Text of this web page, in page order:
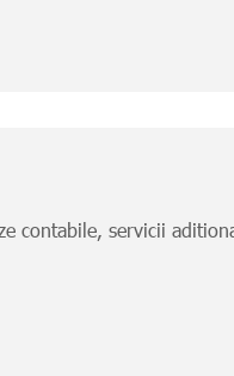
contabile, servicii